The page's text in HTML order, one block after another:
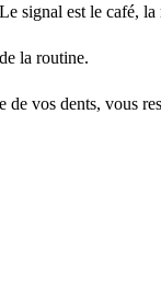
signal est le café,
la routine.
vos dents, vous